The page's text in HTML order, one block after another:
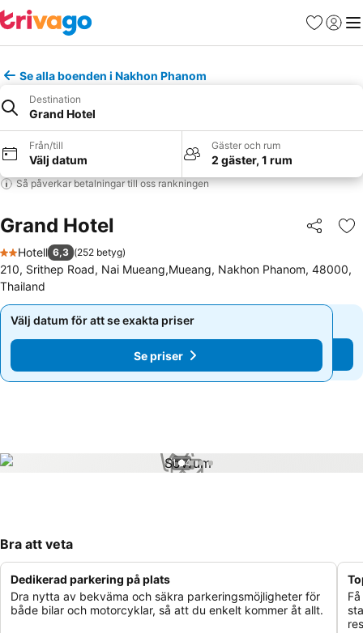
Favoriter
Logga
Se alla boenden i Nakhon Phanom
Destination
Grand Hotel
Från/till
Välj datum
Gäster och rum
2 gäster, 1 rum
Så påverkar betalningar till oss rankningen
Grand Hotel Dela
2 Stjärnor
Hotell 6,3 (252 betyg)
210, Srithep Road, Nai Mueang,Mueang, Nakhon Phanom, 48000,
Thailand
Välj datum för att se exakta priser
Se priser
Välj datum för att se exakta priser
Se priser
1 / 4
Bra att veta
Dedikerad parkering på plats
Dra nytta av bekväma och säkra parkeringsmöjligheter för
både bilar och motorcyklar, så att du enkelt kommer åt allt.